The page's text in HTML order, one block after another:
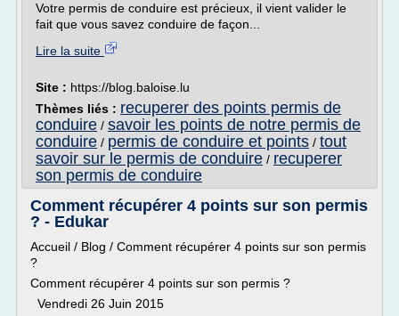
Votre permis de conduire est précieux, il vient valider le
fait que vous savez conduire de façon...
Lire la suite
Site : https://blog.baloise.lu
Thèmes liés : recuperer des points permis de
conduire / savoir les points de notre permis de
conduire / permis de conduire et points / tout
savoir sur le permis de conduire / recuperer
son permis de conduire
Comment récupérer 4 points sur son permis
? - Edukar
Accueil / Blog / Comment récupérer 4 points sur son permis
?
Comment récupérer 4 points sur son permis ?
Vendredi 26 Juin 2015